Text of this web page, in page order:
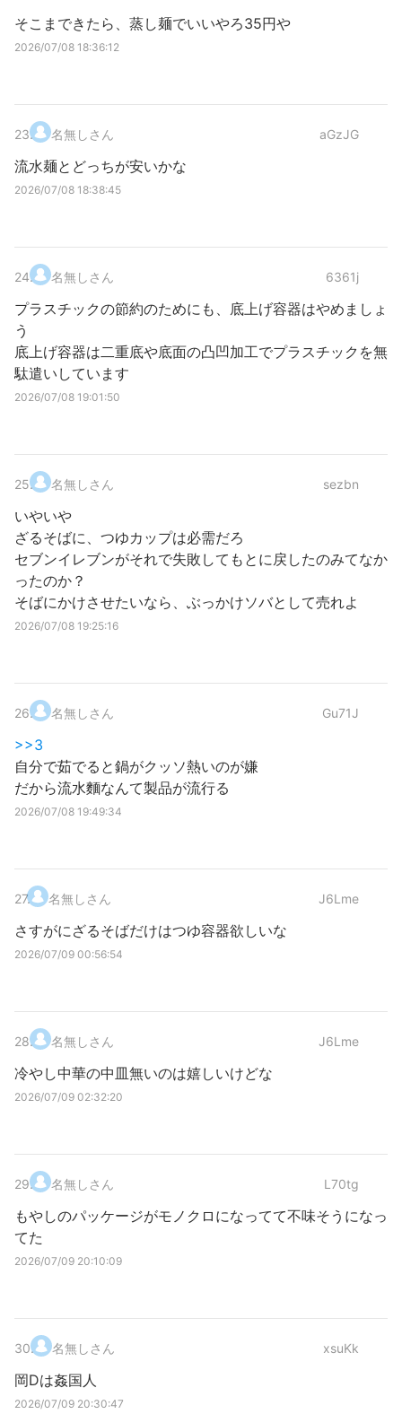
そこまできたら、蒸し麺でいいやろ35円や
2026/07/08 18:36:12
23. 名無しさん aGzJG
流水麺とどっちが安いかな
2026/07/08 18:38:45
24. 名無しさん 6361j
プラスチックの節約のためにも、底上げ容器はやめましょ
う
底上げ容器は二重底や底面の凸凹加工でプラスチックを無
駄遣いしています
2026/07/08 19:01:50
25. 名無しさん sezbn
いやいや
ざるそばに、つゆカップは必需だろ
セブンイレブンがそれで失敗してもとに戻したのみてなか
ったのか？
そばにかけさせたいなら、ぶっかけソバとして売れよ
2026/07/08 19:25:16
26. 名無しさん Gu71J
>>3
自分で茹でると鍋がクッソ熱いのが嫌
だから流水麵なんて製品が流行る
2026/07/08 19:49:34
27. 名無しさん J6Lme
さすがにざるそばだけはつゆ容器欲しいな
2026/07/09 00:56:54
28. 名無しさん J6Lme
冷やし中華の中皿無いのは嬉しいけどな
2026/07/09 02:32:20
29. 名無しさん L70tg
もやしのパッケージがモノクロになってて不味そうになっ
てた
2026/07/09 20:10:09
30. 名無しさん xsuKk
岡Dは姦国人
2026/07/09 20:30:47